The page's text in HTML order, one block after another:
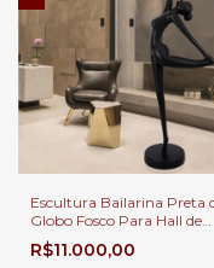
Escultura Bailarina Preta
Globo Fosco Para Hall de
Entrada, Sala de Estar e
de Inverno
R$11.000,00